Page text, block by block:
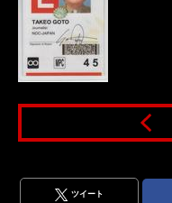
ツイート